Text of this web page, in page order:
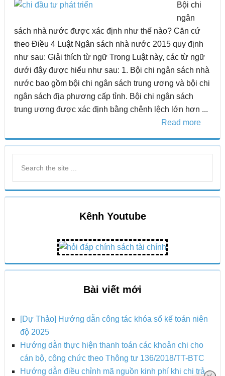
Bội chi
ngân
sách nhà nước được xác định như thế nào? Căn cứ
theo Điều 4 Luật Ngân sách nhà nước 2015 quy định
như sau: Giải thích từ ngữ Trong Luật này, các từ ngữ
dưới đây được hiểu như sau: 1. Bội chi ngân sách nhà
nước bao gồm bội chi ngân sách trung ương và bội chi
ngân sách địa phương cấp tỉnh. Bội chi ngân sách
trung ương được xác định bằng chênh lệch lớn hơn ...
Read more
Primary
Sidebar
the
...
Kênh Youtube
Bài viết mới
[Dự Thảo] Hướng dẫn công tác khóa sổ kế toán niên
độ 2025
Hướng dẫn thực hiện thanh toán các khoản chi cho
cán bộ, công chức theo Thông tư 136/2018/TT-BTC
Hướng dẫn điều chỉnh mã nguồn kinh phí khi chi trả